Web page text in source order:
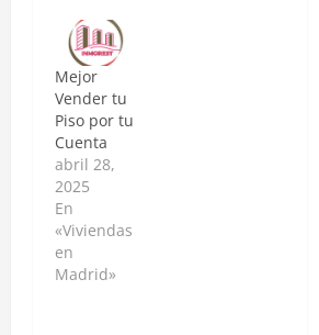
Mejor
Vender tu
Piso por tu
Cuenta
abril 28,
2025
En
«Viviendas
en
Madrid»